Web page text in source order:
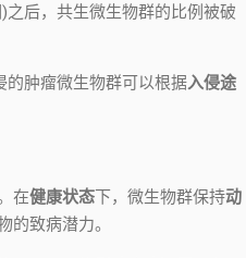
之后，共生微生物群的比例被破
的肿瘤微生物群可以根据入侵途
在健康状态下，微生物群保持动
的致病潜力。